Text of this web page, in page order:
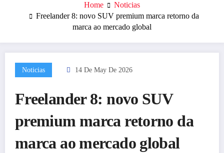
Home
Noticias
Freelander 8: novo SUV premium marca retorno da
marca ao mercado global
Noticias 14 De May De 2026
Freelander 8: novo SUV
premium marca retorno da
marca ao mercado global